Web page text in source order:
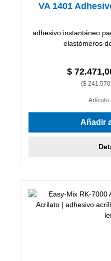
VA 1401
adhesivo instantáneo
elastómeros
$
($
Artículo
Añadir